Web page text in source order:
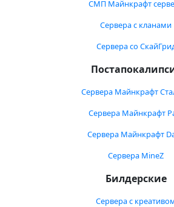
СМП Майнкрафт
Сервера с кланами
Сервера со
Сервера Майнкрафт
Сервера Майнкрафт
Сервера Майнкрафт
Сервера MineZ
Билдерские
Сервера с